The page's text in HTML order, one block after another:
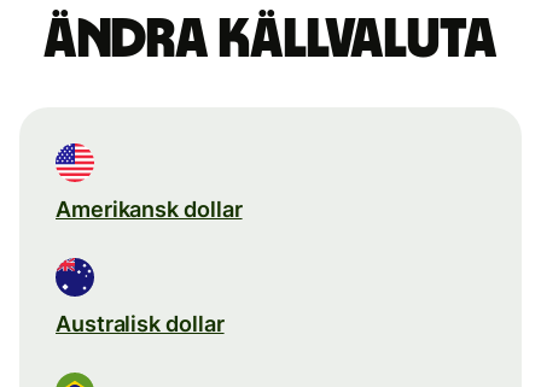
Ändra källvaluta
Amerikansk dollar
Australisk dollar